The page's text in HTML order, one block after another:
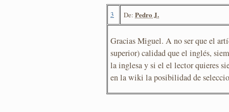
3 De: Pedro J.
Gracias Miguel. A no ser que el
superior) calidad que el inglés,
la inglesa y si el el lector quieres
en la wiki la posibilidad de